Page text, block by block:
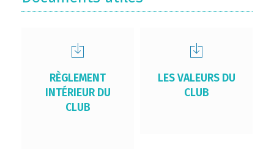
RÈGLEMENT
INTÉRIEUR DU
CLUB
LES VALEURS DU
CLUB